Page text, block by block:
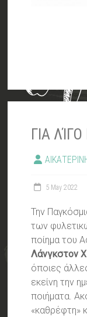
ΓΙΑ
5 May 2022
Την
των
ποίημα του
Λάνγκστον
όποιες
εκείνη την
ποιήματα.
«καθρέφτη»